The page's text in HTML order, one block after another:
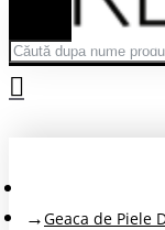
Căută după
Geaca de Piele